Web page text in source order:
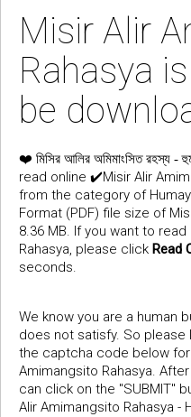
Misir Alir
Rahasya
be
❤️ মিসির আলির অমিমাংসিত রহস্য -
read online ✔️Misir Alir
from the category of
Format (PDF) file size of
8.36 MB. If you want to
Rahasya, please click Read
seconds.
We know you are a human
does not satisfy. So please
the captcha code below for
Amimangsito Rahasya.
can click on the "SUBMIT"
Alir Amimangsito Rahasya -